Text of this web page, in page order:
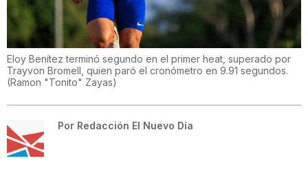
Eloy Benítez terminó segundo en el primer heat, superado por
Trayvon Bromell, quien paró el cronómetro en 9.91 segundos.
(Ramon "Tonito" Zayas)
Por Redacción El Nuevo Día